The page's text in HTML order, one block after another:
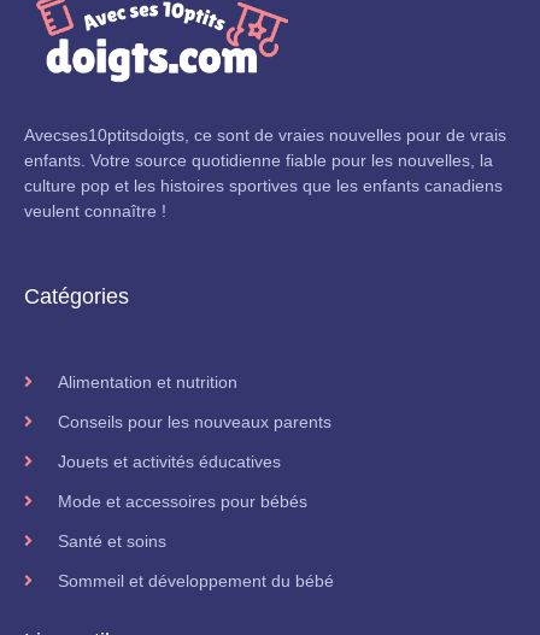
Avecses10ptitsdoigts, ce sont de vraies nouvelles pour de vrais
enfants. Votre source quotidienne fiable pour les nouvelles, la
culture pop et les histoires sportives que les enfants canadiens
veulent connaître !
Catégories
Alimentation et nutrition
Conseils pour les nouveaux parents
Jouets et activités éducatives
Mode et accessoires pour bébés
Santé et soins
Sommeil et développement du bébé